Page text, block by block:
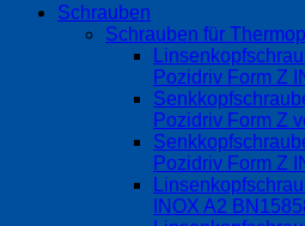
Schrauben
Schrauben für
Pozidriv Form Z
Pozidriv Form Z
Pozidriv Form Z
INOX A2